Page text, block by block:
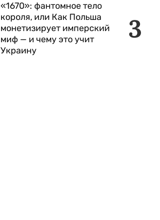
3
«1670»: фантомное тело
короля, или Как Польша
монетизирует имперский
миф — и чему это учит
Украину